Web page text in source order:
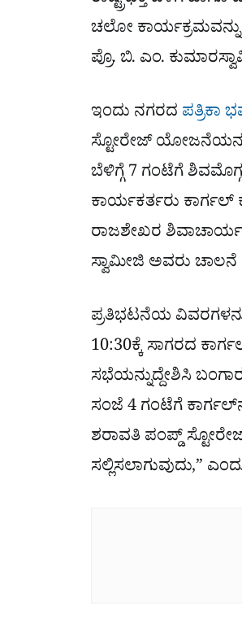
ಚಲೋ
ಪ್ರೊ. ಬಿ. ಎಂ.
ಇಂದು ನಗರದ ಪತ್ರಿಕಾ
ಸ್ಟೋರೇಜ್
ಬೆಳಿಗ್ಗೆ 7 ಗಂಟೆಗೆ
ಕಾರ್ಯಕರ್ತರು
ರಾಜಶೇಖರ ಶಿವಾಚಾರ್ಯ
ಸ್ವಾಮೀಜಿ ಅವರು ಚಾಲನೆ
ಪ್ರತಿಭಟನೆಯ
10:30ಕ್ಕೆ ಸಾಗರದ
ಸಭೆಯನ್ನುದ್ದೇಶಿಸಿ
ಸಂಜೆ 4 ಗಂಟೆಗೆ
ಶರಾವತಿ ಪಂಪ್ಡ್
ಸಲ್ಲಿಸಲಾಗುವುದು,”